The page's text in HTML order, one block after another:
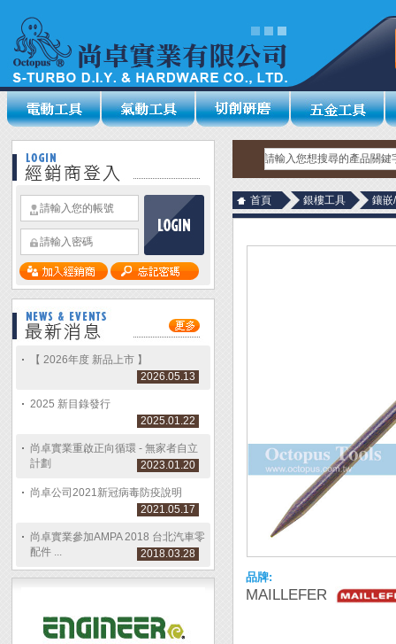
【 2026年度 新品上市 】
2026.05.13
2025 新目錄發行
2025.01.22
尚卓實業重啟正向循環 - 無家者自立
計劃
2023.01.20
尚卓公司2021新冠病毒防疫說明
2021.05.17
尚卓實業參加AMPA 2018 台北汽車零
配件 ...
2018.03.28
首頁 銀樓工具 鑲嵌
品牌:
MAILLEFER